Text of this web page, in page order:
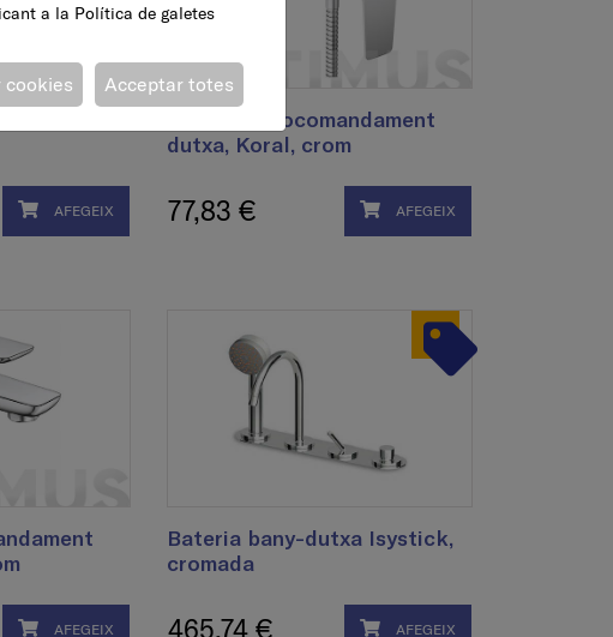
AFEGEIX
Aixeta monocomandament
dutxa, Koral, crom
77,83 € AFEGEIX
AFEGEIX
Bateria bany-dutxa Isystick,
cromada
465,74 € AFEGEIX
a la Política de galetes
Acceptar totes
cookies